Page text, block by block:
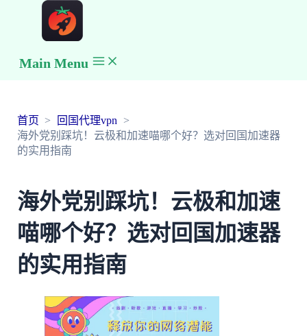
Main Menu
首页
回国代理vpn
海外党别踩坑！云极和加速喵哪个好？选对回国加速器
的实用指南
海外党别踩坑！云极和加速
喵哪个好？选对回国加速器
的实用指南